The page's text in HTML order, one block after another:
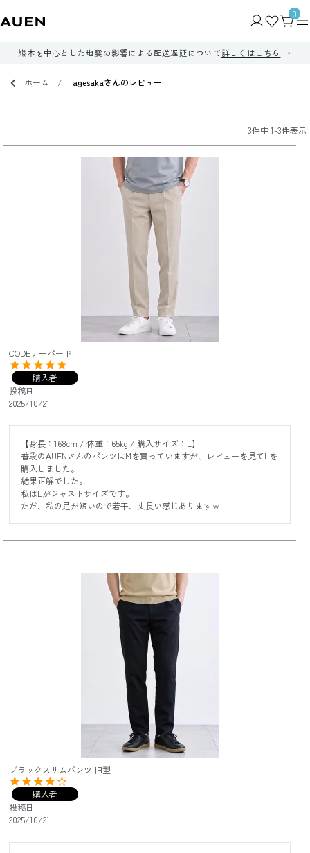
0
熊本を中心とした地震の影響による配送遅延について詳しくはこちら
ホーム agesakaさんのレビュー
3件中1-3件表示
CODEテーパード
購入者
投稿日
2025/10/21
【身長：168cm / 体重：65kg / 購入サイズ：L】
普段のAUENさんのパンツはMを買っていますが、レビューを見てLを
購入しました。
結果正解でした。
私はLがジャストサイズです。
ただ、私の足が短いので若干、丈長い感じありますｗ
ブラックスリムパンツ 旧型
購入者
投稿日
2025/10/21